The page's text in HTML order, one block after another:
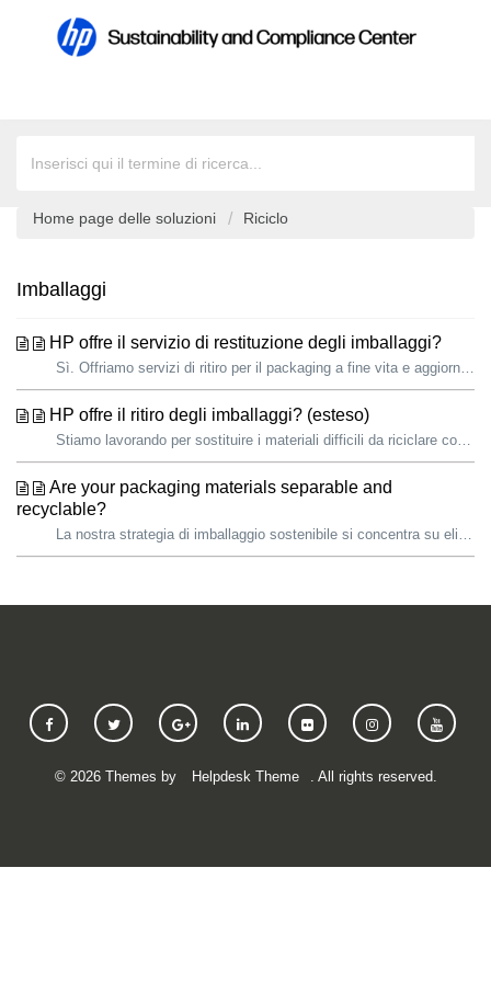
Home page delle soluzioni Riciclo
Imballaggi
HP offre il servizio di restituzione degli imballaggi?
Sì. Offriamo servizi di ritiro per il packaging a fine vita e aggiorniamo con regolarità la guida Recycle your HP packaging guide per aiutare i consumatori ...
HP offre il ritiro degli imballaggi? (esteso)
Stiamo lavorando per sostituire i materiali difficili da riciclare con sostituti più facilmente riciclabili. Sebbene tutti i materiali di imballaggio HP pos...
Are your packaging materials separable and
recyclable?
La nostra strategia di imballaggio sostenibile si concentra su eliminazione, innovazione e circolazione per migliorare l’esperienza del cliente e promuove...
© 2026Themes by Helpdesk Theme . All rights reserved.